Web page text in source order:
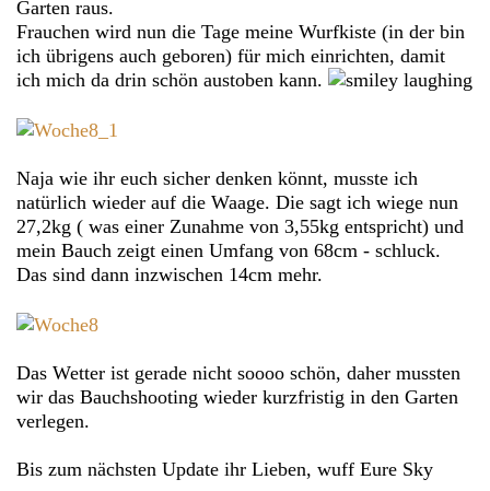
Garten raus.
Frauchen wird nun die Tage meine Wurfkiste (in der bin
ich übrigens auch geboren) für mich einrichten, damit
ich mich da drin schön austoben kann.
Naja wie ihr euch sicher denken könnt, musste ich
natürlich wieder auf die Waage. Die sagt ich wiege nun
27,2kg ( was einer Zunahme von 3,55kg entspricht) und
mein Bauch zeigt einen Umfang von 68cm - schluck.
Das sind dann inzwischen 14cm mehr.
Das Wetter ist gerade nicht soooo schön, daher mussten
wir das Bauchshooting wieder kurzfristig in den Garten
verlegen.
Bis zum nächsten Update ihr Lieben, wuff Eure Sky